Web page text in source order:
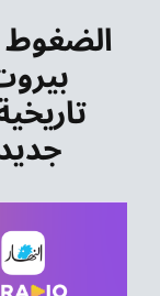
الضغوط